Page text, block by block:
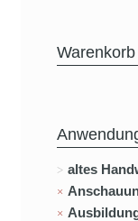
Warenkorb
altes